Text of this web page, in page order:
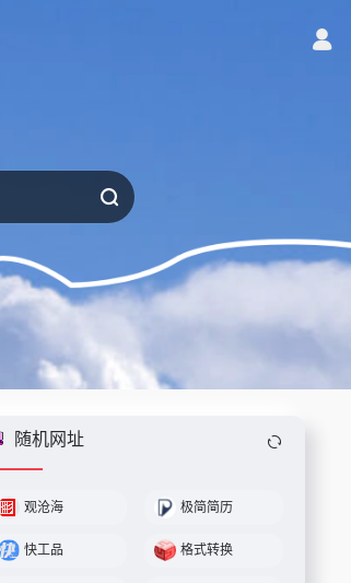
随机网址
观沧海 极简简历
快工品 格式转换